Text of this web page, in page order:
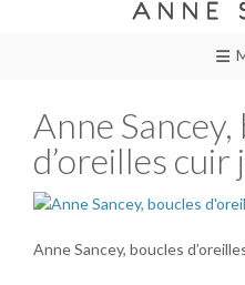
Anne Sancey,
d’oreilles
Anne Sancey, boucles